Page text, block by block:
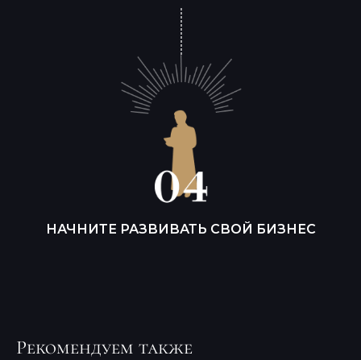
НАЧНИТЕ РАЗВИВАТЬ СВОЙ БИЗНЕС
Рекомендуем также